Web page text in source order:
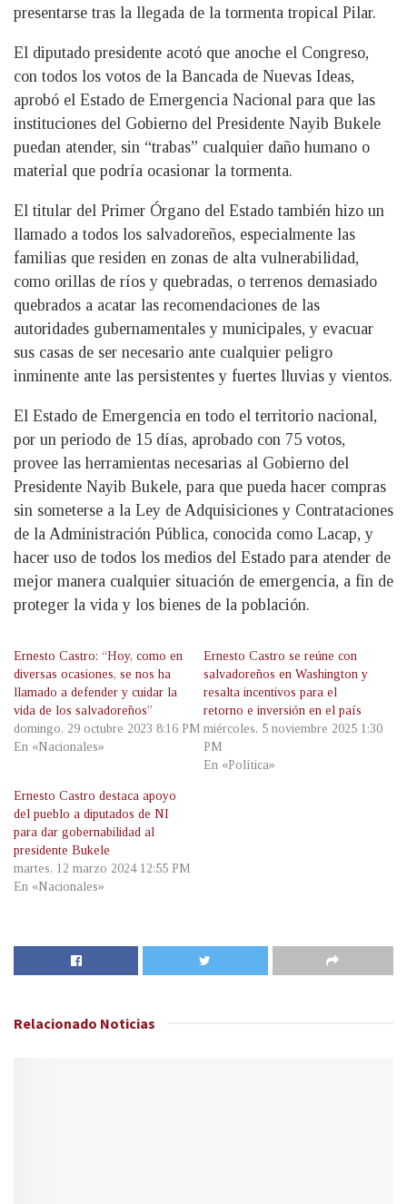
presentarse tras la llegada de la tormenta tropical Pilar.
El diputado presidente acotó que anoche el Congreso,
con todos los votos de la Bancada de Nuevas Ideas,
aprobó el Estado de Emergencia Nacional para que las
instituciones del Gobierno del Presidente Nayib Bukele
puedan atender, sin “trabas” cualquier daño humano o
material que podría ocasionar la tormenta.
El titular del Primer Órgano del Estado también hizo un
llamado a todos los salvadoreños, especialmente las
familias que residen en zonas de alta vulnerabilidad,
como orillas de ríos y quebradas, o terrenos demasiado
quebrados a acatar las recomendaciones de las
autoridades gubernamentales y municipales, y evacuar
sus casas de ser necesario ante cualquier peligro
inminente ante las persistentes y fuertes lluvias y vientos.
El Estado de Emergencia en todo el territorio nacional,
por un periodo de 15 días, aprobado con 75 votos,
provee las herramientas necesarias al Gobierno del
Presidente Nayib Bukele, para que pueda hacer compras
sin someterse a la Ley de Adquisiciones y Contrataciones
de la Administración Pública, conocida como Lacap, y
hacer uso de todos los medios del Estado para atender de
mejor manera cualquier situación de emergencia, a fin de
proteger la vida y los bienes de la población.
Ernesto Castro: “Hoy, como en
diversas ocasiones, se nos ha
llamado a defender y cuidar la
vida de los salvadoreños”
domingo, 29 octubre 2023 8:16 PM
En «Nacionales»
Ernesto Castro se reúne con
salvadoreños en Washington y
resalta incentivos para el
retorno e inversión en el país
miércoles, 5 noviembre 2025 1:30
PM
En «Política»
Ernesto Castro destaca apoyo
del pueblo a diputados de NI
para dar gobernabilidad al
presidente Bukele
martes, 12 marzo 2024 12:55 PM
En «Nacionales»
Relacionado Noticias